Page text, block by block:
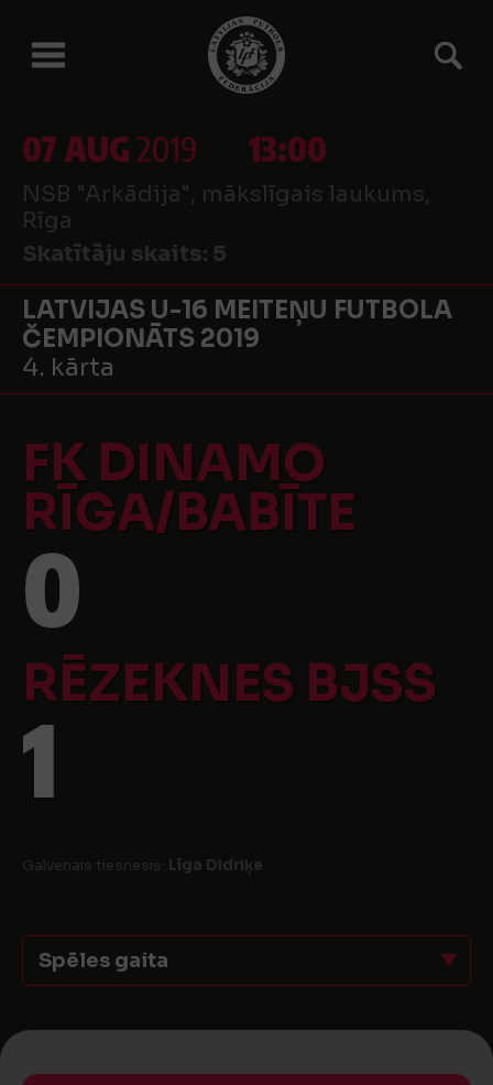
07 AUG2019 13:00
NSB "Arkādija", mākslīgais laukums,
Rīga
Skatītāju skaits: 5
LATVIJAS U-16 MEITEŅU FUTBOLA
ČEMPIONĀTS 2019
4. kārta
FK DINAMO
RĪGA/BABĪTE
0
RĒZEKNES BJSS
1
Galvenais tiesnesis: Līga Didriķe
Spēles gaita